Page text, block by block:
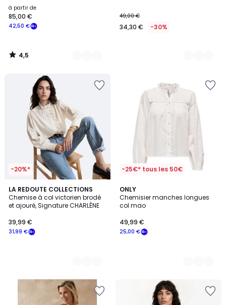
à partir de
42,50 €
85,00 €
4,5
/
49,00 €
34,30 € -30%
-20%*
LA REDOUTE COLLECTIONS
Chemise à col victorien brodé
et ajouré, Signature CHARLÈNE
31,99 €
39,99 €
2
Couleurs
-25€* tous les 50€
ONLY
Chemisier manches longues
col mao
25,00 €
49,99 €
2
Couleurs